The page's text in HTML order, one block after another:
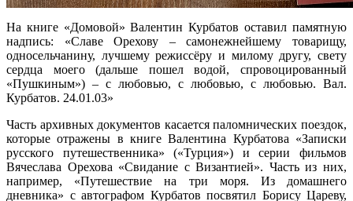
На книге «Домовой» Валентин Курбатов оставил памятную
надпись: «Славе Орехову – самонежнейшему товарищу,
односельчанину, лучшему режиссёру и милому другу, свету
сердца моего (дальше пошел водой, спровоцированный
«Пушкиным») – с любовью, с любовью, с любовью. Вал.
Курбатов. 24.01.03»
Часть архивных документов касается паломнических поездок,
которые отражены в книге Валентина Курбатова «Записки
русского путешественника» («Турция») и серии фильмов
Вячеслава Орехова «Свидание с Византией». Часть из них,
например, «Путешествие на три моря. Из домашнего
дневника» с автографом Курбатов посвятил Борису Цареву,